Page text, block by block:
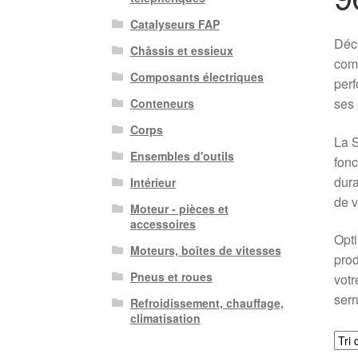
ses
La
de
Catalyseurs FAP
Châssis et essieux
Composants électriques
Conteneurs
Corps
Ensembles d'outils
Intérieur
Moteur - pièces et
accessoires
Moteurs, boîtes de vitesses
Pneus et roues
Refroidissement, chauffage,
climatisation